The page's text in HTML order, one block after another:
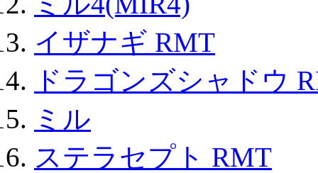
イザナギ RMT
ドラゴンズシャドウ
ミル
ステラセプト RMT